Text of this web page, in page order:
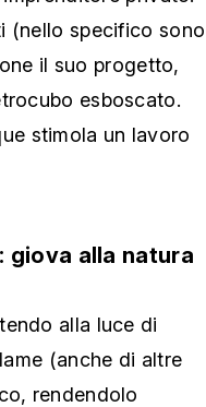
(nello specifico sono
il suo progetto,
esboscato.
stimola un lavoro
giova alla natura
alla luce di
(anche di altre
rendendolo